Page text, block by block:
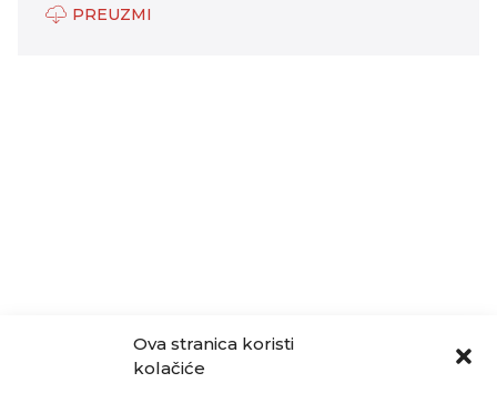
Ova stranica koristi
kolačiće
PREUZMI